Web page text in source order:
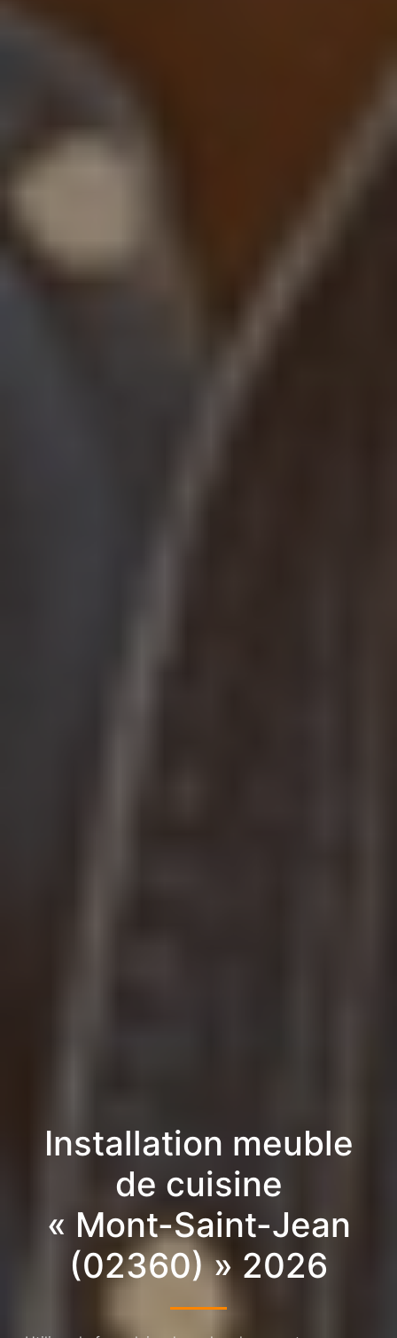
Installation meuble
de cuisine
« Mont-Saint-Jean
(02360) » 2026